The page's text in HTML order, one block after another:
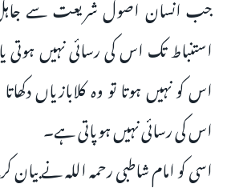
استنباط تک اس کی رسائی نہیں
اس کو نہیں ہوتا تو وہ کلابازیاں
اس کی رسائی نہیں ہوپاتی ہے۔
اسی کو امام شاطبی رحمہ اللہ نے بیان